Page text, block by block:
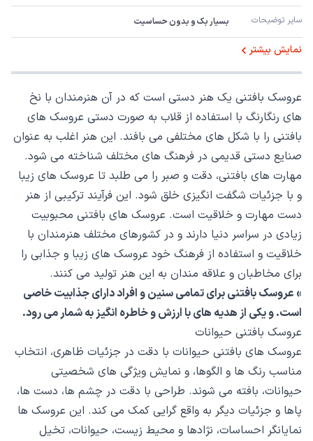
سایر توضیحات بسیار بک و بدون حساسیت
نمایش بیشتر
عروسک بافتنی یک هنر دستی است که در آن هنرمندان با نخ
های رنگارنگ با استفاده از قلاب به صورت دستی عروسک های
بافتنی را با شکل های مختلفی می بافند. این هنر اغلب به عنوان
صنایع دستی قدیمی در فرهنگ های مختلف شناخته می شود.
مهارت های بافتنی، دقت و صبر را می طلبد تا عروسک های زیبا
و با جزئیات شگفت انگیزی خلق شود. این فرآیند ترکیبی از هنر
دست مهارت و خلاقیت است. عروسک های بافتنی محبوبیت
زیادی در سراسر دنیا دارند و در کشورهای مختلف هنرمندان با
خلاقیت و استفاده از فرهنگ خود عروسک های زیبا و جذابی را
برای مخاطبان و علاقه مندان به این هنر تولید می کنند.
» عروسک بافتنی برای تمامی سنین و افراد دارای جذابیت خاصی
است. و یکی از هدیه های با ارزش و خاطره انگیز به شمار می رود.
عروسک بافتنی حیوانات
عروسک های بافتنی حیوانات با دقت در جزئیات ظاهری، انتخاب
مناسب رنگ ها و الگوها، و نمایش ویژگی های شخصیتی
حیوانات، بافته می شوند. طراحی با دقت در چشم ها، دست ها،
پاها و جزئیات دیگر به واقع گرایی کمک می کند. این عروسک ها
نمایانگر احساسات، نژادها و محیط زیست، حیوانات، تخیل